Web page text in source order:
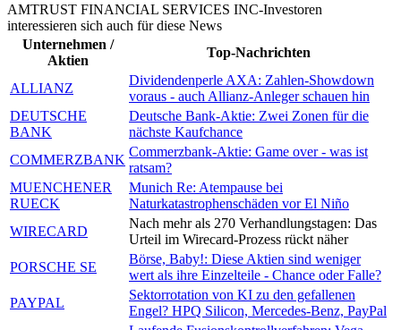
AMTRUST FINANCIAL SERVICES INC-Investoren
interessieren sich auch für diese News
Unternehmen /
Aktien
Top-Nachrichten
ALLIANZ
Dividendenperle AXA: Zahlen-Showdown
voraus - auch Allianz-Anleger schauen hin
DEUTSCHE
BANK
Deutsche Bank-Aktie: Zwei Zonen für die
nächste Kaufchance
COMMERZBANK
Commerzbank-Aktie: Game over - was ist
ratsam?
MUENCHENER
RUECK
Munich Re: Atempause bei
Naturkatastrophenschäden vor El Niño
WIRECARD
Nach mehr als 270 Verhandlungstagen: Das
Urteil im Wirecard-Prozess rückt näher
PORSCHE SE
Börse, Baby!: Diese Aktien sind weniger
wert als ihre Einzelteile - Chance oder Falle?
PAYPAL
Sektorrotation von KI zu den gefallenen
Engel? HPQ Silicon, Mercedes-Benz, PayPal